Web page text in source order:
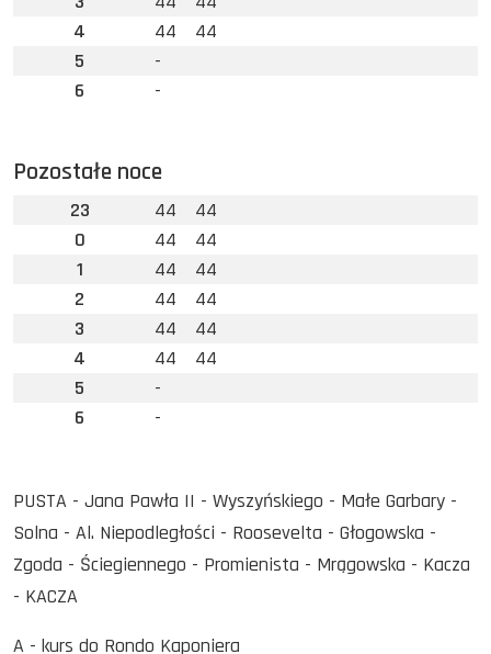
4
44
44
5
-
6
-
Pozostałe noce
23 44
44
0
44
44
1
44
44
2
44
44
3
44
44
4
44
44
5
-
6
-
PUSTA - Jana Pawła II - Wyszyńskiego - Małe Garbary -
Solna - Al. Niepodległości - Roosevelta - Głogowska -
Zgoda - Ściegiennego - Promienista - Mrągowska - Kacza
- KACZA
A - kurs do Rondo Kaponiera